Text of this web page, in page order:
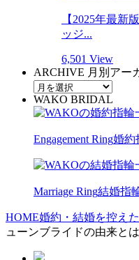
【2025年最新
ッジ...
6,501 View
ARCHIVE 月別アー
WAKO BRIDAL
Engagement Ring婚
Marriage Ring結婚
HOME婚約・結婚を控え
ューンブライドの由来と